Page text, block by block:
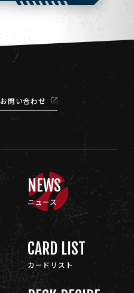
お問い合わせ
NEWS
ニュース
CARD LIST
カードリスト